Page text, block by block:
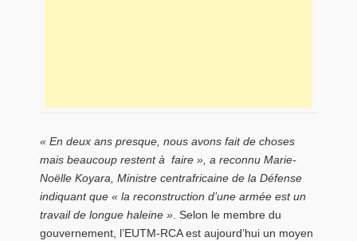
« En deux ans presque, nous avons fait de choses
mais beaucoup restent à faire », a reconnu Marie-
Noëlle Koyara, Ministre centrafricaine de la Défense
indiquant que « la reconstruction d’une armée est un
travail de longue haleine » . Selon le membre du
gouvernement, l’EUTM-RCA est aujourd’hui un moyen